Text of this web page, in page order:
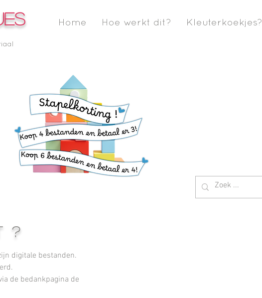
Home Hoe werkt dit? Kleuterkoekjes?
?
digitale bestanden.
de bedankpagina de